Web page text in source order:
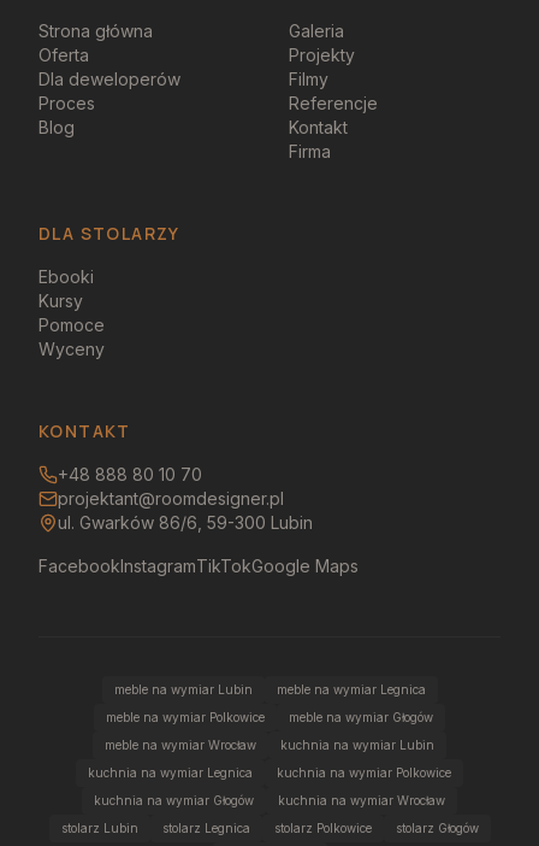
Strona główna
Oferta
Dla deweloperów
Proces
Blog
Galeria
Projekty
Filmy
Referencje
Kontakt
Firma
DLA STOLARZY
Ebooki
Kursy
Pomoce
Wyceny
KONTAKT
+48 888 80 10 70
projektant@roomdesigner.pl
ul. Gwarków 86/6, 59-300 Lubin
FacebookInstagramTikTokGoogle Maps
meble na wymiar Lubin
meble na wymiar Legnica
meble na wymiar Polkowice
meble na wymiar Głogów
meble na wymiar Wrocław
kuchnia na wymiar Lubin
kuchnia na wymiar Legnica
kuchnia na wymiar Polkowice
kuchnia na wymiar Głogów
kuchnia na wymiar Wrocław
stolarz Lubin
stolarz Legnica stolarz Polkowice
stolarz Głogów